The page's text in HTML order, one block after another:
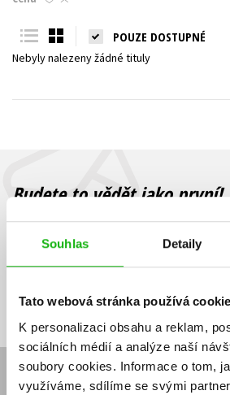
Souhlas Detaily
Tato webová stránka používá
K personalizaci obsahu a reklam,
sociálních médií a analýze naší
soubory cookies. Informace o tom,
využíváme, sdílíme se svými
Young adult (SK)
Všechny tituly
POUZE DOSTUPNÉ
Nebyly nalezeny žádné tituly
Budete to vědět jako první!
Zajímá Vás, jaký knižní hit právě vychází, na
sleva, jaká běží soutěž o ceny? Přihlášením k
souhlasíte se
mailová
adresa
mailová
adresa
Vaše e-mailová adresa
E-SHOP